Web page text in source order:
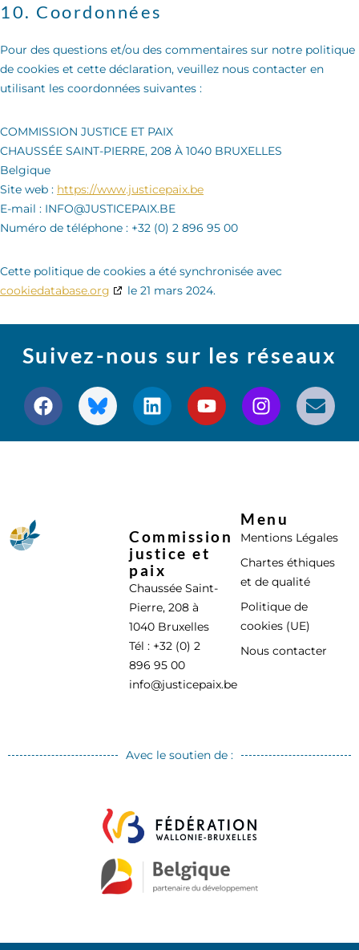
10. Coordonnées
Pour des questions et/ou des commentaires sur notre politique
de cookies et cette déclaration, veuillez nous contacter en
utilisant les coordonnées suivantes :
COMMISSION JUSTICE ET PAIX
CHAUSSÉE SAINT-PIERRE, 208 À 1040 BRUXELLES
Belgique
Site web : https://www.justicepaix.be
E-mail : INFO@JUSTICEPAIX.BE
Numéro de téléphone : +32 (0) 2 896 95 00
Cette politique de cookies a été synchronisée avec
cookiedatabase.org
le 21 mars 2024.
Suivez-nous sur les réseaux
Commission
justice et
paix
Chaussée Saint-
Pierre, 208 à
1040 Bruxelles
Tél : +32 (0) 2
896 95 00
info@justicepaix.be
Menu
Mentions Légales
Chartes éthiques
et de qualité
Politique de
cookies (UE)
Nous contacter
Avec le soutien de :